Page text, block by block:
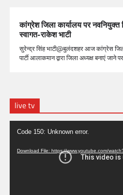
कांग्रेश जिला कार्यालय पर
स्वागत-राकेश भाटी
सुरेन्द्र सिंह भाटी@बुलंदशहर आज कांग्रेस
पार्टी आलाकमान द्वारा जिला अध्यक्ष बनाएं जाने
live tv
Video
Player
Code 150: Unknown error.
Download File: https://www.youtube.com/